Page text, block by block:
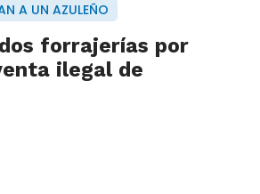
A UN AZULEÑO
forrajerías por
ilegal de